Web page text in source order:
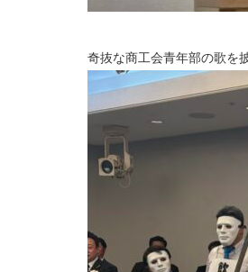
奇抜な商工会青年部の歌を